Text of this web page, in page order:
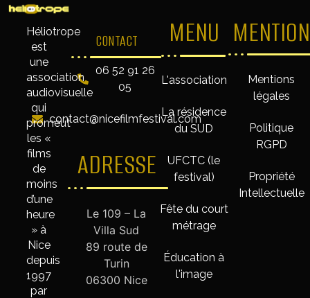
Héliotrope
est
une
association
audiovisuelle
qui
promeut
les «
films
de
moins
d’une
heure
» à
Nice
depuis
1997
par
CONTACT
06 52 91 26
05
contact@nicefilmfestival.com
ADRESSE
Le 109 – La
Villa Sud
89 route de
Turin
06300 Nice
MENU
L'association
La résidence
du SUD
UFCTC (le
festival)
Fête du court
métrage
Éducation à
l'image
Mentions
légales
Politique
RGPD
Propriété
Intellectuelle